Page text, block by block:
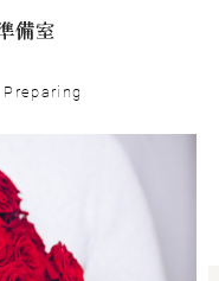
Preparing